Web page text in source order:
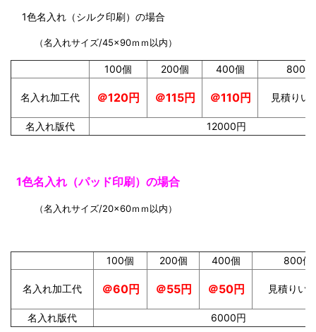
1色名入れ（シルク印刷）の場合
（名入れサイズ/45×90ｍｍ以内）
100個 200個 400個 800
名入れ加工代 ＠120円 ＠115円 ＠110円 見積りい
名入れ版代 12000円
1色名入れ（パッド印刷）の場合
（名入れサイズ/20×60ｍｍ以内）
100個 200個 400個 800個
名入れ加工代 ＠60円 ＠55円 ＠50円 見積りい
名入れ版代 6000円